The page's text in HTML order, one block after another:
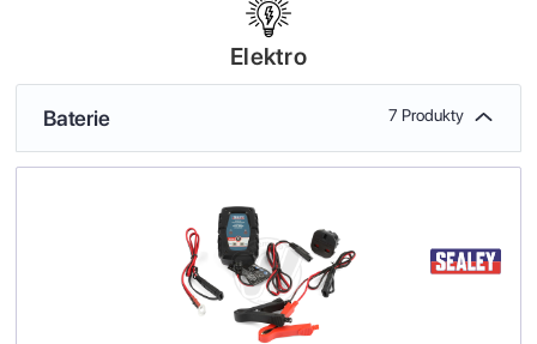
Elektro
Baterie 7 Produkty